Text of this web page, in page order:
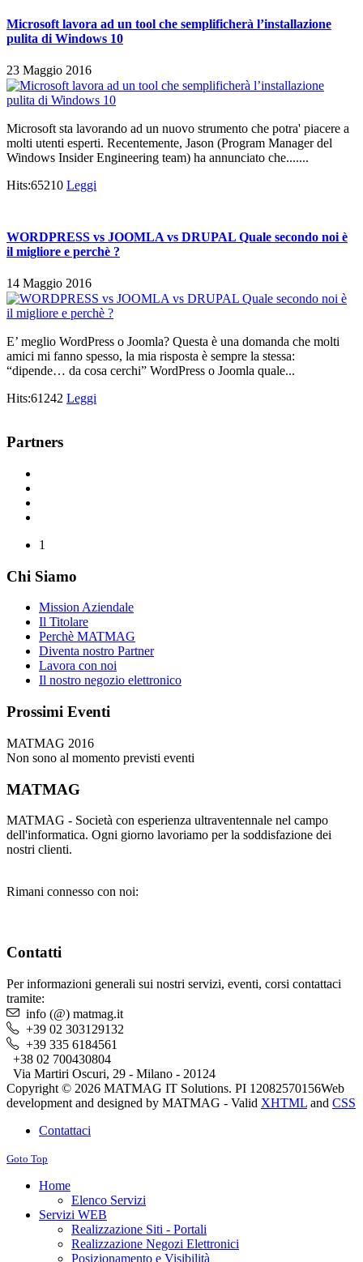
Microsoft lavora ad un tool che semplificherà l’installazione
pulita di Windows 10
23 Maggio 2016
Microsoft sta lavorando ad un nuovo strumento che potra' piacere a
molti utenti esperti. Recentemente, Jason (Program Manager del
Windows Insider Engineering team) ha annunciato che.......
Hits:65210 Leggi
WORDPRESS vs JOOMLA vs DRUPAL Quale secondo noi è
il migliore e perchè ?
14 Maggio 2016
E’ meglio WordPress o Joomla? Questa è una domanda che molti
amici mi fanno spesso, la mia risposta è sempre la stessa:
“dipende… da cosa cerchi” WordPress o Joomla quale...
Hits:61242 Leggi
Partners
1
Chi Siamo
Mission Aziendale
Il Titolare
Perchè MATMAG
Diventa nostro Partner
Lavora con noi
Il nostro negozio elettronico
Prossimi Eventi
MATMAG 2016
Non sono al momento previsti eventi
MATMAG
MATMAG - Società con esperienza ultraventennale nel campo
dell'informatica. Ogni giorno lavoriamo per la soddisfazione dei
nostri clienti.
Rimani connesso con noi:
Contatti
Per informazioni generali sui nostri servizi, eventi, corsi contattaci
tramite:
info (@) matmag.it
+39 02 303129132
+39 335 6184561
+38 02 700430804
Via Martiri Oscuri, 29 - Milano - 20124
Copyright © 2026 MATMAG IT Solutions. PI 12082570156Web
development and designed by MATMAG - Valid XHTML and CSS
Contattaci
Goto Top
Home
Elenco Servizi
Servizi WEB
Realizzazione Siti - Portali
Realizzazione Negozi Elettronici
Posizionamento e Visibilità